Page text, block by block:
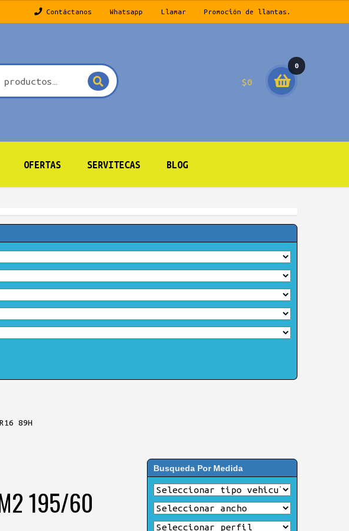
Contáctanos Whatsapp Llamar Promoción de llantas.
$0
0
prod
OFERTAS SERVITECAS BLOG
89H
195/60
Busqueda Por Medida